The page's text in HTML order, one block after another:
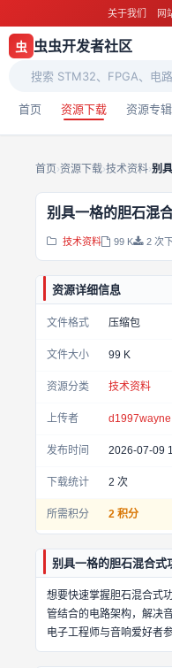
关于我们 网
虫 虫虫开发者社区
首页 资源下载 资源专辑
首页›资源下载›技术资料›别
别具一格的胆石混
技术资料 99 K 2 次
资源详细信息
文件格式 压缩包
文件大小 99 K
资源分类 技术资料
上传者 d1997wayne
发布时间 2026-07-09
下载统计 2 次
所需积分 2 积分
别具一格的胆石混合式
想要快速掌握胆石混合式
管结合的电路架构，解决
电子工程师与音响爱好者参